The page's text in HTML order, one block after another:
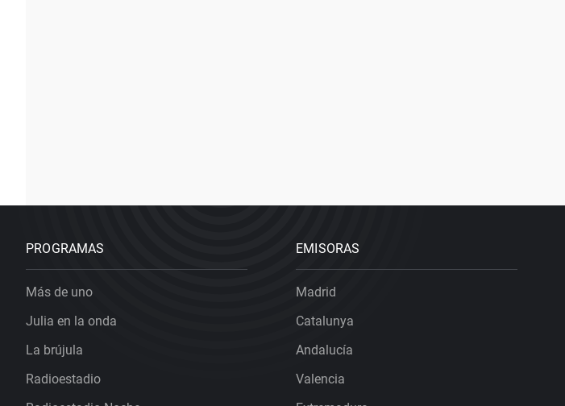
PROGRAMAS
Más de uno
Julia en la onda
La brújula
Radioestadio
EMISORAS
Madrid
Catalunya
Andalucía
Valencia